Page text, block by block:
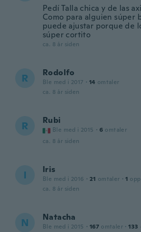
Pedí Talla chica y de las
Como para alguien súper
puede ajustar porque de
súper cortito
ca. 8 år siden
R Rodolfo
Ble med i 2017 · 14 omtaler
ca. 8 år siden
R Rubi
Ble med i 2015 · 6 omtaler
ca. 8 år siden
I Iris
Ble med i 2016 · 21 omtaler · 1
ca. 8 år siden
N Natacha
Ble med i 2015 · 167 omtaler · 133